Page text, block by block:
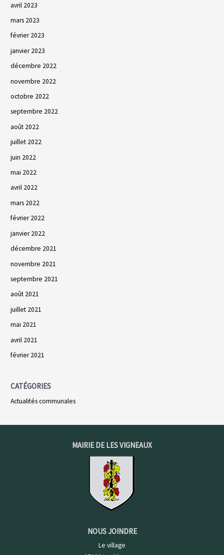
avril 2023
mars 2023
février 2023
janvier 2023
décembre 2022
novembre 2022
octobre 2022
septembre 2022
août 2022
juillet 2022
juin 2022
mai 2022
avril 2022
mars 2022
février 2022
janvier 2022
décembre 2021
novembre 2021
septembre 2021
août 2021
juillet 2021
mai 2021
avril 2021
février 2021
CATÉGORIES
Actualités communales
MAIRIE DE LES VIGNEAUX
NOUS JOINDRE
Le village